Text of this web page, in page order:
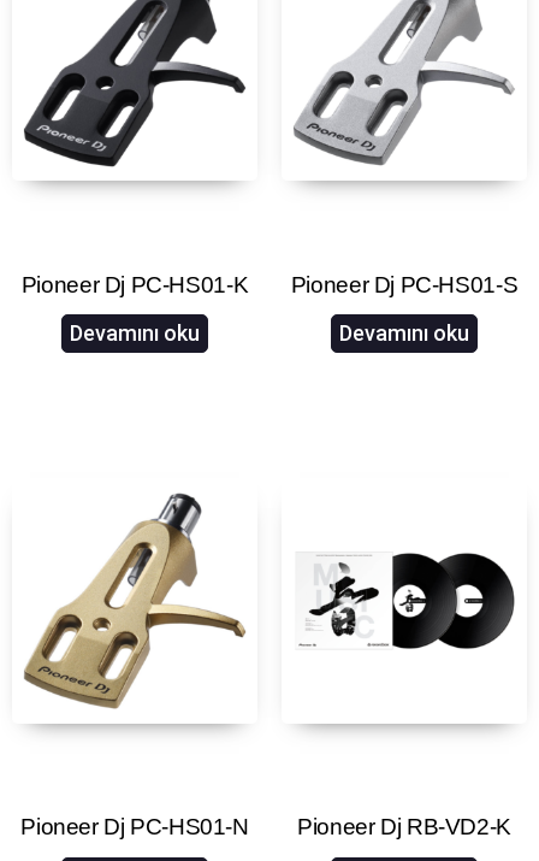
Pioneer Dj PC-HS01-K
Devamını oku
Pioneer Dj PC-HS01-S
Devamını oku
Pioneer Dj PC-HS01-N
Pioneer Dj RB-VD2-K